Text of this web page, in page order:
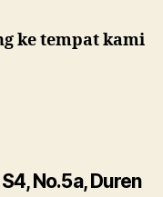
ke tempat kami
No.5a, Duren